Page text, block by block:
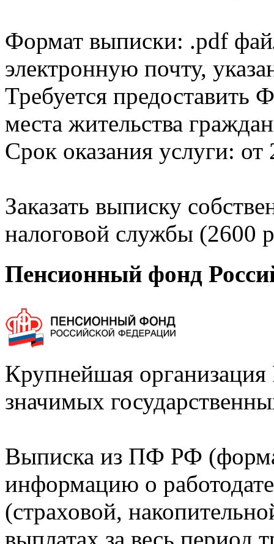
Формат выписки: .pdf
электронную почту,
Требуется
места жительства
Срок оказания услуги: от
Заказать выписку
налоговой службы (2600
Пенсионный фонд
Крупнейшая
значимых
Выписка из ПФ РФ
информацию о
(страховой,
выплатах за весь период